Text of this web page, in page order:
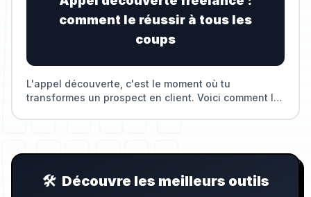
comment le réussir à tous les
coups
L'appel découverte, c'est le moment où tu
transformes un prospect en client. Voici comment le
🛠️ Découvre les meilleurs outils